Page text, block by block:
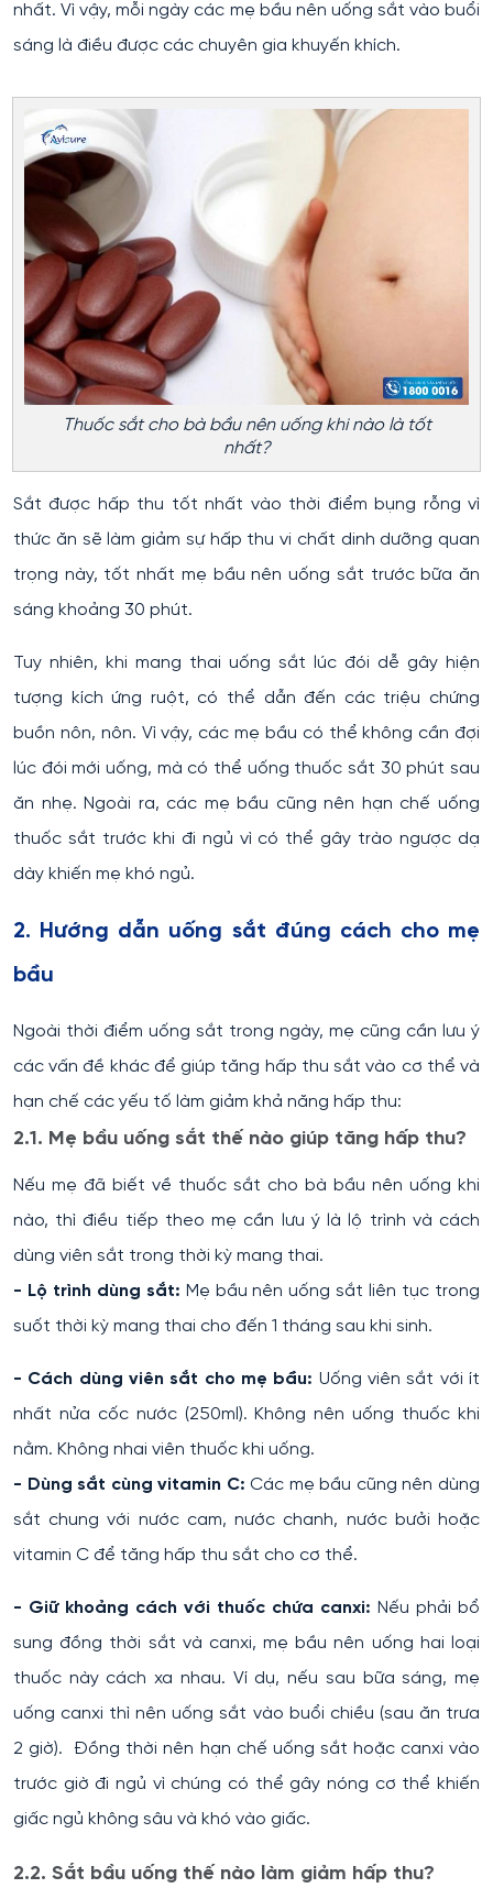
nhất. Vì vậy, mỗi ngày các mẹ bầu nên uống sắt vào buổi
sáng là điều được các chuyên gia khuyến khích.
Thuốc sắt cho bà bầu nên uống khi nào là tốt
nhất?
Sắt được hấp thu tốt nhất vào thời điểm bụng rỗng vì
thức ăn sẽ làm giảm sự hấp thu vi chất dinh dưỡng quan
trọng này, tốt nhất mẹ bầu nên uống sắt trước bữa ăn
sáng khoảng 30 phút.
Tuy nhiên, khi mang thai uống sắt lúc đói dễ gây hiện
tượng kích ứng ruột, có thể dẫn đến các triệu chứng
buồn nôn, nôn. Vì vậy, các mẹ bầu có thể không cần đợi
lúc đói mới uống, mà có thể uống thuốc sắt 30 phút sau
ăn nhẹ. Ngoài ra, các mẹ bầu cũng nên hạn chế uống
thuốc sắt trước khi đi ngủ vì có thể gây trào ngược dạ
dày khiến mẹ khó ngủ.
2. Hướng dẫn uống sắt đúng cách cho mẹ
bầu
Ngoài thời điểm uống sắt trong ngày, mẹ cũng cần lưu ý
các vấn đề khác để giúp tăng hấp thu sắt vào cơ thể và
hạn chế các yếu tố làm giảm khả năng hấp thu:
2.1. Mẹ bầu uống sắt thế nào giúp tăng hấp thu?
Nếu mẹ đã biết về thuốc sắt cho bà bầu nên uống khi
nào, thì điều tiếp theo mẹ cần lưu ý là lộ trình và cách
dùng viên sắt trong thời kỳ mang thai.
- Lộ trình dùng sắt: Mẹ bầu nên uống sắt liên tục trong
suốt thời kỳ mang thai cho đến 1 tháng sau khi sinh.
- Cách dùng viên sắt cho mẹ bầu: Uống viên sắt với ít
nhất nửa cốc nước (250ml). Không nên uống thuốc khi
nằm. Không nhai viên thuốc khi uống.
- Dùng sắt cùng vitamin C: Các mẹ bầu cũng nên dùng
sắt chung với nước cam, nước chanh, nước bưởi hoặc
vitamin C để tăng hấp thu sắt cho cơ thể.
- Giữ khoảng cách với thuốc chứa canxi: Nếu phải bổ
sung đồng thời sắt và canxi, mẹ bầu nên uống hai loại
thuốc này cách xa nhau. Ví dụ, nếu sau bữa sáng, mẹ
uống canxi thì nên uống sắt vào buổi chiều (sau ăn trưa
2 giờ). Đồng thời nên hạn chế uống sắt hoặc canxi vào
trước giờ đi ngủ vì chúng có thể gây nóng cơ thể khiến
giấc ngủ không sâu và khó vào giấc.
2.2. Sắt bầu uống thế nào làm giảm hấp thu?